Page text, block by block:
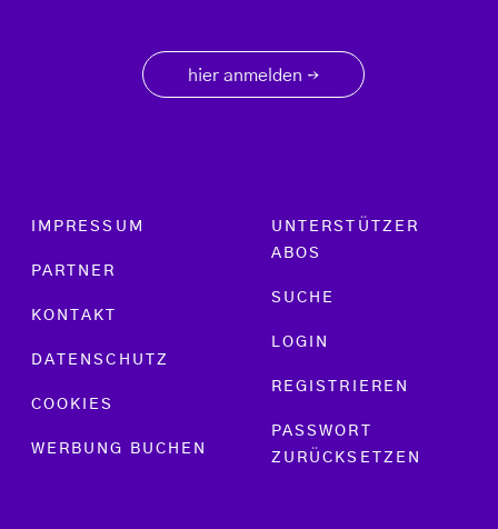
hier anmelden →
Footer menu
IMPRESSUM
PARTNER
KONTAKT
DATENSCHUTZ
COOKIES
WERBUNG BUCHEN
UNTERSTÜTZER
ABOS
SUCHE
LOGIN
REGISTRIEREN
PASSWORT
ZURÜCKSETZEN